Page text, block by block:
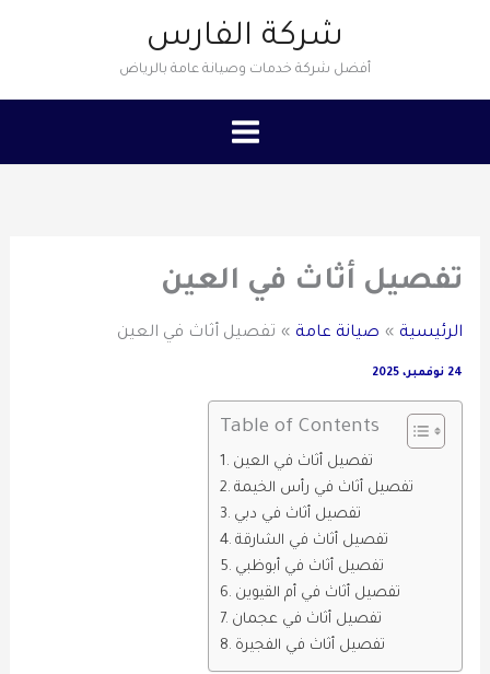
شركة الفارس
أفضل شركة خدمات وصيانة عامة بالرياض
تفصيل أثاث في العين
الرئيسية صيانة عامة تفصيل أثاث في العين
24 نوفمبر، 2025
Table of Contents
تفصيل أثاث في العين
تفصيل أثاث في رأس الخيمة
تفصيل أثاث في دبي
تفصيل أثاث في الشارقة
تفصيل أثاث في أبوظبي
تفصيل أثاث في أم القيوين
تفصيل أثاث في عجمان
تفصيل أثاث في الفجيرة